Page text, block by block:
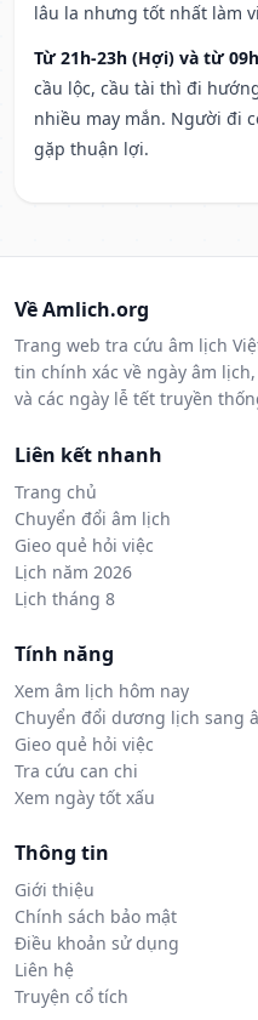
lâu la nhưng tốt nhất làm
Từ 21h-23h (Hợi) và từ
cầu lộc, cầu tài thì đi
nhiều may mắn. Người đi
gặp thuận lợi.
Về Amlich.org
Trang web tra cứu âm lịch
tin chính xác về ngày âm
và các ngày lễ tết truyền
Liên kết nhanh
Trang chủ
Chuyển đổi âm lịch
Gieo quẻ hỏi việc
Lịch năm 2026
Lịch tháng 8
Tính năng
Xem âm lịch hôm nay
Chuyển đổi dương lịch sang
Gieo quẻ hỏi việc
Tra cứu can chi
Xem ngày tốt xấu
Thông tin
Giới thiệu
Chính sách bảo mật
Điều khoản sử dụng
Liên hệ
Truyện cổ tích